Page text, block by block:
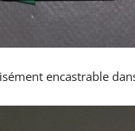
encastrable